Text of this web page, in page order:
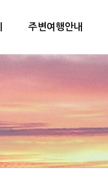
주변여행안내